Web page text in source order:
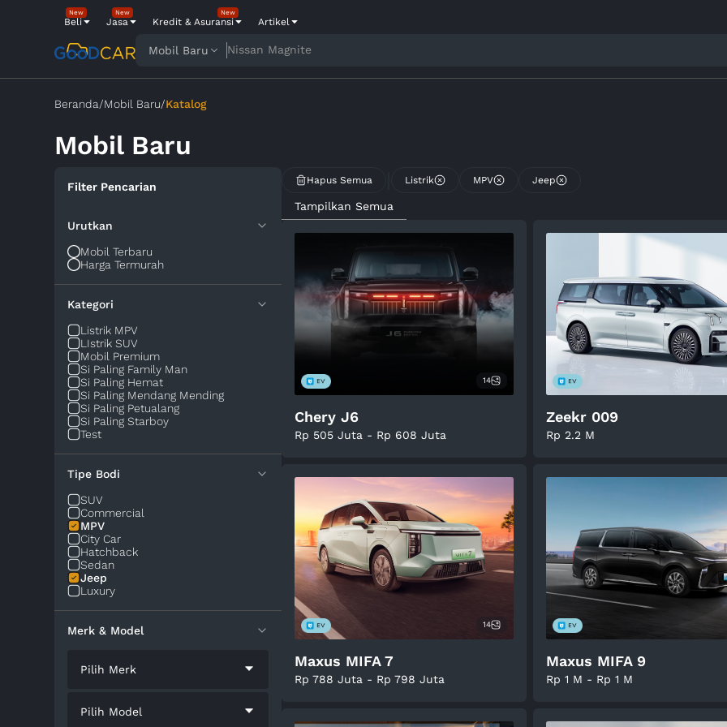
Beli
New
Jasa
New
Kredit & Asuransi
New
Artikel
Mobil Baru
Toyota Avanza
Beranda/Mobil Baru/Katalog
Mobil Baru
Filter Pencarian
Urutkan
Mobil Terbaru
Harga Termurah
Kategori
Listrik MPV
LIstrik SUV
Mobil Premium
Si Paling Family Man
Si Paling Hemat
Si Paling Mendang Mending
Si Paling Petualang
Si Paling Starboy
Test
Tipe Bodi
SUV
Commercial
MPV
City Car
Hatchback
Sedan
Jeep
Luxury
Merk & Model
Pilih Merk
Pilih Model
Hapus Semua Listrik MPV Jeep
Tampilkan Semua
14
Chery J6
Rp 505 Juta - Rp 608 Juta
Zeekr 009
Rp 2.2 M
14
Maxus MIFA 7
Rp 788 Juta - Rp 798 Juta
Maxus MIFA 9
Rp 1 M - Rp 1 M